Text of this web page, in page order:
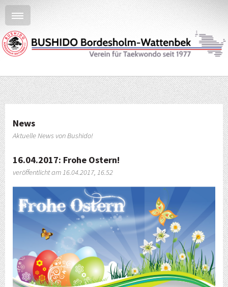
News
Aktuelle News von Bushido!
16.04.2017: Frohe Ostern!
veröffentlicht am 16.04.2017, 16.52